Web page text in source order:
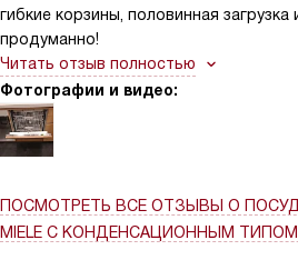
гибкие корзины, половинная
продуманно!
Читать отзыв полностью
Фотографии и видео:
ПОСМОТРЕТЬ ВСЕ ОТЗЫВЫ О
MIELE С КОНДЕНСАЦИОННЫМ